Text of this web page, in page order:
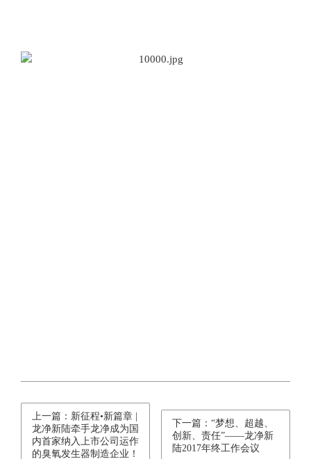
上一篇：新征程•新篇章 |
龙净新陆牵手龙净成为国
内首家纳入上市公司运作
的臭氧发生器制造企业！
下一篇：“梦想、超越、
创新、责任”——龙净新
陆2017年终工作会议